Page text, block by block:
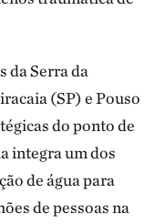
da Serra da
(SP) e Pouso
do ponto de
integra um dos
de água para
de pessoas na